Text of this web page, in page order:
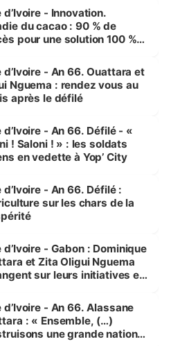
d’Ivoire - Innovation.
du cacao : 90 % de
pour une solution 100 %
d’Ivoire - An 66. Ouattara et
Nguema : rendez vous au
après le défilé
d’Ivoire - An 66. Défilé - «
! Saloni ! » : les soldats
en vedette à Yop’ City
d’Ivoire - An 66. Défilé :
sur les chars de la
d’Ivoire - Gabon : Dominique
et Zita Oligui Nguema
sur leurs initiatives en
d’Ivoire - An 66. Alassane
: « Ensemble, (…)
une grande nation